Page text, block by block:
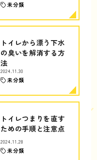
未分類
トイレから漂う下水
の臭いを解消する方
法
2024.11.30
未分類
トイレつまりを直す
ための手順と注意点
2024.11.28
未分類